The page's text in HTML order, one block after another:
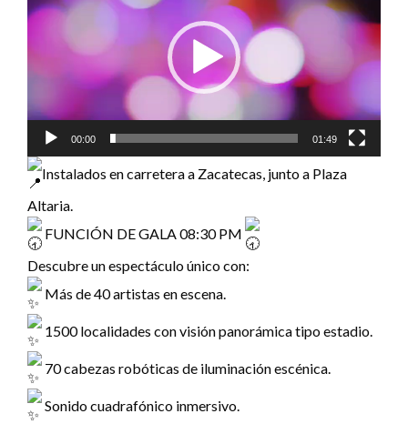
vídeo
00:00 01:49
Instalados en carretera a Zacatecas, junto a Plaza
Altaria.
FUNCIÓN DE GALA 08:30 PM
Descubre un espectáculo único con:
Más de 40 artistas en escena.
1500 localidades con visión panorámica tipo estadio.
70 cabezas robóticas de iluminación escénica.
Sonido cuadrafónico inmersivo.